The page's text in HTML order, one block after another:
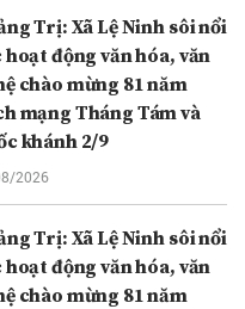
Trị: Xã Lệ Ninh sôi nổi
hoạt động văn hóa, văn
chào mừng 81 năm
mạng Tháng Tám và
khánh 2/9
2026
Trị: Xã Lệ Ninh sôi nổi
hoạt động văn hóa, văn
chào mừng 81 năm